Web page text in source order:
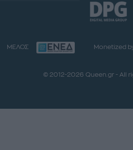
ΜΕΛΟΣ Monetized
© 2012-2026 Queen.gr - All